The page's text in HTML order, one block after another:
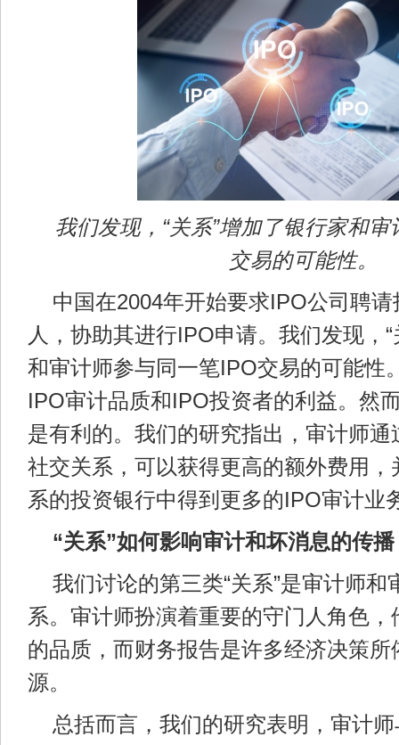
我们发现，“关系”增加了银行家和
交易的可能性。
中国在2004年开始要求IPO公司聘
人，协助其进行IPO申请。我们发现，
和审计师参与同一笔IPO交易的可能性
IPO审计品质和IPO投资者的利益。然
是有利的。我们的研究指出，审计师
社交关系，可以获得更高的额外费用，
系的投资银行中得到更多的IPO审计业
“关系”如何影响审计和坏消息的传播
我们讨论的第三类“关系”是审计师
系。审计师扮演着重要的守门人角色
的品质，而财务报告是许多经济决策
源。
总括而言，我们的研究表明，审计